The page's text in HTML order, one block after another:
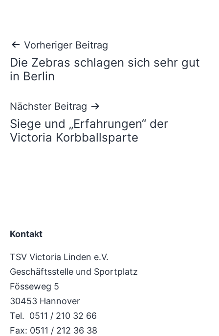
Beitragsnavigation
Vorheriger Beitrag
Die Zebras schlagen sich sehr gut
in Berlin
Nächster Beitrag
Siege und „Erfahrungen“ der
Victoria Korbballsparte
Kontakt
TSV Victoria Linden e.V.
Geschäftsstelle und Sportplatz
Fösseweg 5
30453 Hannover
Tel. 0511 / 210 32 66
Fax: 0511 / 212 36 38